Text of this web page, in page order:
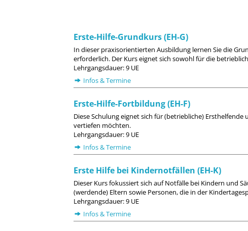
Erste-Hilfe-Grundkurs (EH-G)
In dieser praxisorientierten Ausbildung lernen Sie die
erforderlich. Der Kurs eignet sich sowohl für die
Lehrgangsdauer: 9 UE
Infos & Termine
Erste-Hilfe-Fortbildung (EH-F)
Diese Schulung eignet sich für (betriebliche)
vertiefen möchten.
Lehrgangsdauer: 9 UE
Infos & Termine
Erste Hilfe bei Kindernotfällen (EH-K)
Dieser Kurs fokussiert sich auf Notfälle bei Kindern und
(werdende) Eltern sowie Personen, die in der
Lehrgangsdauer: 9 UE
Infos & Termine